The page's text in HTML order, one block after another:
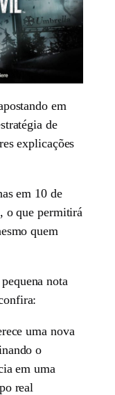
em
de
explicações
em 10 de
o que permitirá
quem
nota
uma nova
o
em uma
real